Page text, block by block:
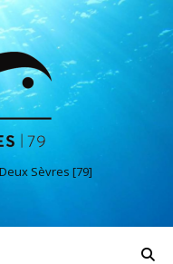
Sèvres [79]